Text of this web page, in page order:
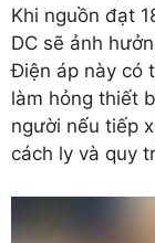
Khi nguồn đạt
DC sẽ ảnh
Điện áp này có
làm hỏng thiết
người nếu tiếp
cách ly và quy